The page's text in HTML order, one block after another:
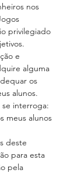
nos
privilegiado
e
alguma
os
alunos.
interroga:
meus alunos
deste
para esta
pela